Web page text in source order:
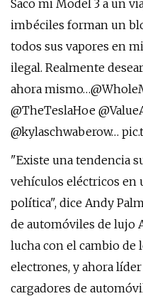
Saco mi Model 3 a un
imbéciles forman un
todos sus vapores en
ilegal. Realmente
ahora
@TheTeslaHoe
@kylaschwaberow…
"Existe una tendencia
vehículos eléctricos en
política", dice Andy
de automóviles de lujo
lucha con el cambio de
electrones, y ahora
cargadores de